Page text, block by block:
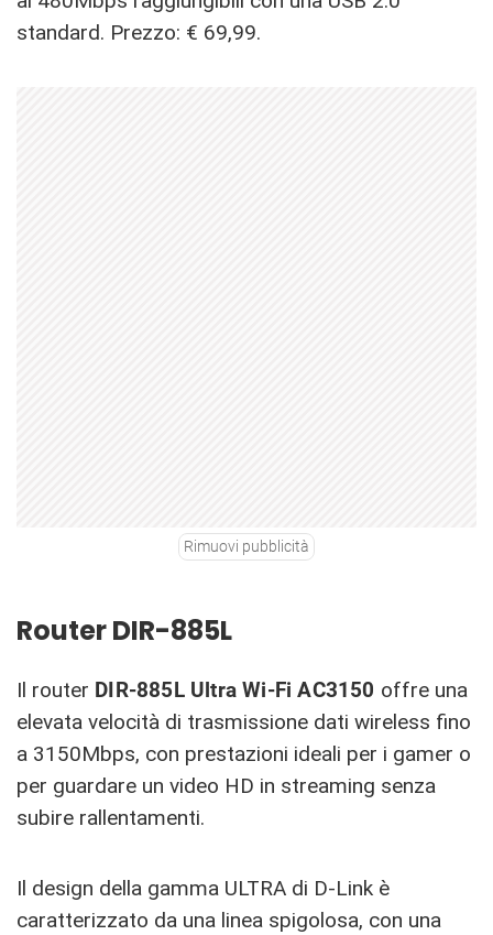
standard. Prezzo: € 69,99.
Rimuovi pubblicità
Router DIR-885L
Il router DIR-885L Ultra Wi-Fi AC3150 offre una
elevata velocità di trasmissione dati wireless fino
a 3150Mbps, con prestazioni ideali per i gamer o
per guardare un video HD in streaming senza
subire rallentamenti.
Il design della gamma ULTRA di D-Link è
caratterizzato da una linea spigolosa, con una